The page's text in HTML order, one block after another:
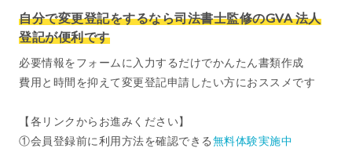
自分で変更登記をするなら司法書士監修のGVA 法人
登記が便利です
必要情報をフォームに入力するだけでかんたん書類作成
費用と時間を抑えて変更登記申請したい方におススメです
【各リンクからお進みください】
①会員登録前に利用方法を確認できる無料体験実施中